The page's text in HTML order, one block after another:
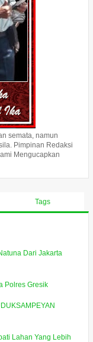
semata, namun
Pimpinan Redaksi
Mengucapkan
Tags
Dari Jakarta
Polres Gresik
Lahan Yang Lebih